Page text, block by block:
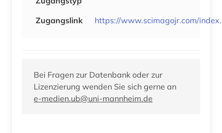
Zugangslink
https://www.scimagojr.com/
Bei Fragen zur Datenbank oder zur
Lizenzierung wenden Sie sich gerne an
e-medien.ub@uni-mannheim.de